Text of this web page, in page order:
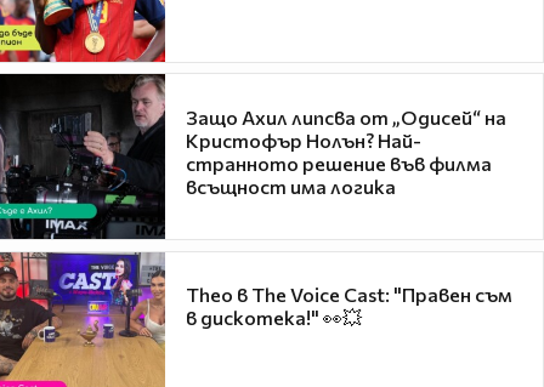
Защо Ахил липсва от „Одисей“ на
Кристофър Нолън? Най-
странното решение във филма
всъщност има логика
Theo в The Voice Cast: "Правен съм
в дискотека!" 👀💥